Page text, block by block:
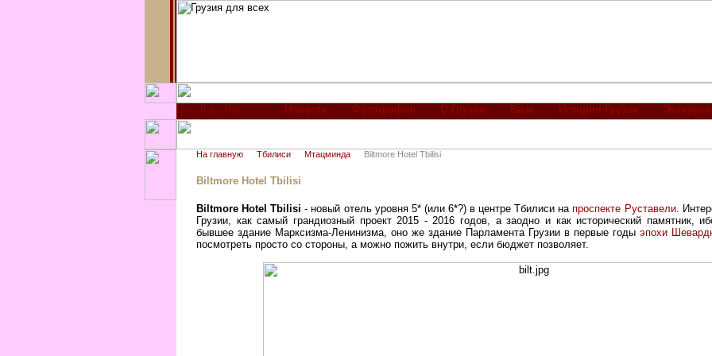
Новости Фотографии О Грузии Виза История Грузии
На главную Тбилиси Мтацминда Biltmore Hotel Tbilisi
Biltmore Hotel Tbilisi
Biltmore Hotel Tbilisi - новый отель уровня 5* (или 6*?) в центре Тбилиси напроспекте Руставели.
Грузии, как самый грандиозный проект 2015 - 2016 годов, а заодно и как исторический памятник,
бывшее здание Марксизма-Ленинизма, оно же здание Парламента Грузии в первые годы эпохи
посмотреть просто со стороны, а можно пожить внутри, если бюджет позволяет.